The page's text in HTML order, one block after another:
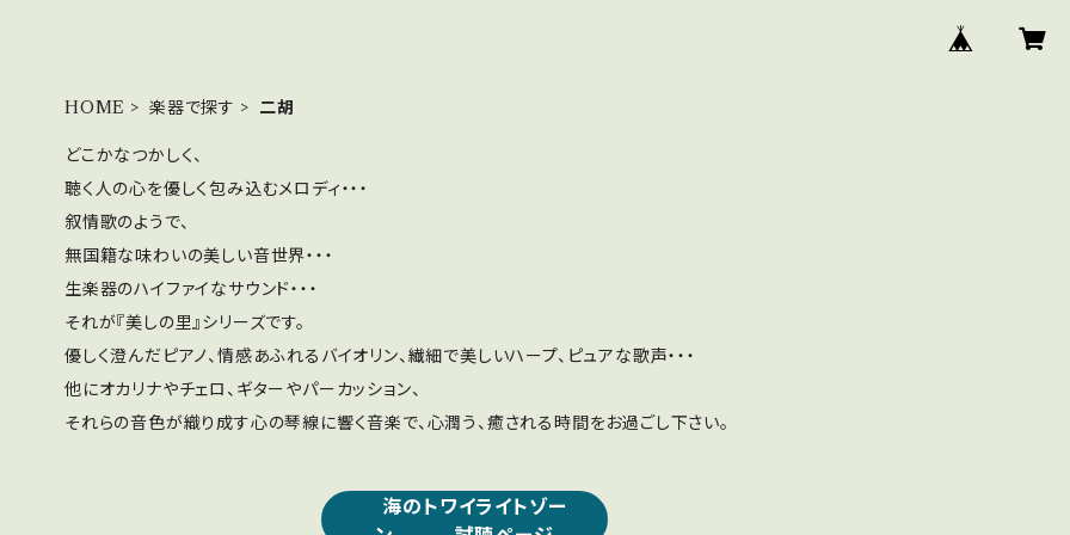
HOME 楽器で探す 二胡
どこかなつかしく、
聴く人の心を優しく包み込むメロディ・・・
叙情歌のようで、
無国籍な味わいの美しい音世界・・・
生楽器のハイファイなサウンド・・・
それが『美しの里』シリーズです。
優しく澄んだピアノ、情感あふれるバイオリン、繊細で美しいハープ、ピュアな歌声・・・
他にオカリナやチェロ、ギターやパーカッション、
それらの音色が織り成す心の琴線に響く音楽で、心潤う、癒される時間をお過ごし下さい。
海のトワイライトゾー